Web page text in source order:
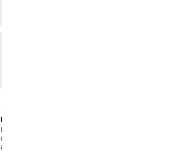
Piscina y servicios excelentes
Los huéspedes siempre elogian la piscina excelente y
que te ofrecen un escape refrescante y momentos de
agradables.